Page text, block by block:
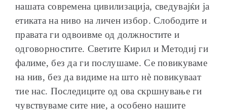
нашата современа цивилизација, сведувајќи ја
етиката на ниво на личен избор. Слободите и
правата ги одвоивме од должностите и
одговорностите. Светите Кирил и Методиј ги
фалиме, без да ги послушаме. Се повикуваме
на нив, без да видиме на што нè повикуваат
тие нас. Последиците од ова скршнување ги
чувствуваме сите ние, а особено нашите